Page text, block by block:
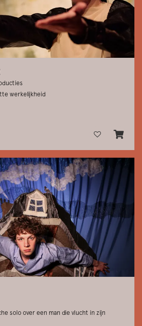
werkelijkheid
solo over een man die vlucht in zijn